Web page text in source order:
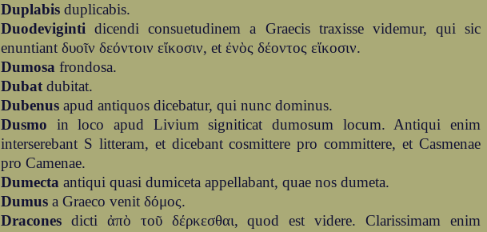
Duplabis duplicabis.
Duodeviginti dicendi consuetudinem a Graecis traxisse videmur, qui sic
enuntiant δυοῖν δεόντοιν εἴκοσιν, et ἐνὸς δέοντος εἴκοσιν.
Dumosa frondosa.
Dubat dubitat.
Dubenus apud antiquos dicebatur, qui nunc dominus.
Dusmo in loco apud Livium signiticat dumosum locum. Antiqui enim
interserebant S litteram, et dicebant cosmittere pro committere, et Casmenae
pro Camenae.
Dumecta antiqui quasi dumiceta appellabant, quae nos dumeta.
Dumus a Graeco venit δόμος.
Dracones dicti ἀπὸ τοῦ δέρκεσθαι, quod est videre. Clarissimam enim